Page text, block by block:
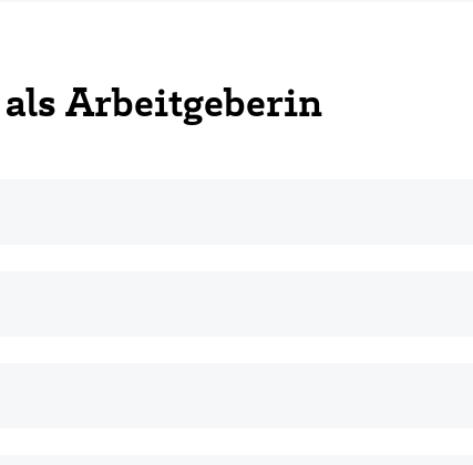
Arbeitgeberin